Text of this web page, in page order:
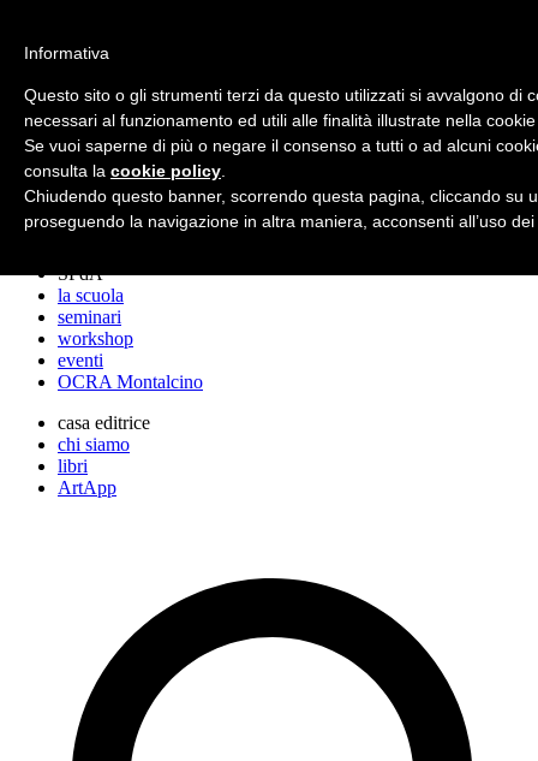
archos
lo studio
progetti
lectures
stampa
SPdA
la scuola
seminari
workshop
eventi
OCRA Montalcino
casa editrice
chi siamo
libri
ArtApp
Informativa
Questo sito o gli strumenti terzi da questo utilizzati si avvalgono di
necessari al funzionamento ed utili alle finalità illustrate nella
Se vuoi saperne di più o negare il consenso a tutti o ad alcuni
consulta la cookie policy
Chiudendo questo banner, scorrendo questa pagina, cliccando su
proseguendo la navigazione in altra maniera, acconsenti all’uso